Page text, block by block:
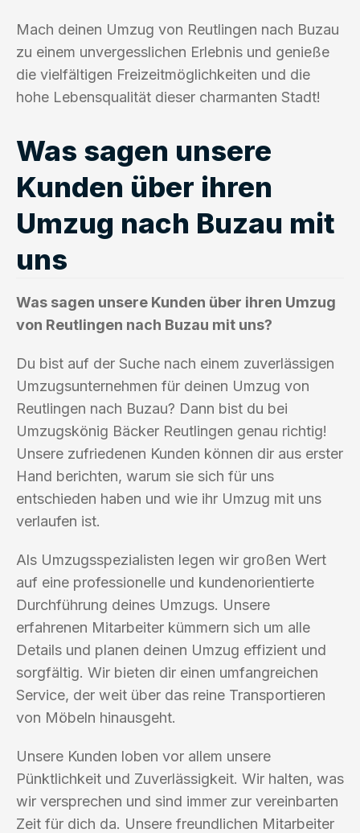
Mach deinen Umzug von Reutlingen nach Buzau
zu einem unvergesslichen Erlebnis und genieße
die vielfältigen Freizeitmöglichkeiten und die
hohe Lebensqualität dieser charmanten Stadt!
Was sagen unsere
Kunden über ihren
Umzug nach Buzau mit
uns
Was sagen unsere Kunden über ihren Umzug
von Reutlingen nach Buzau mit uns?
Du bist auf der Suche nach einem zuverlässigen
Umzugsunternehmen für deinen Umzug von
Reutlingen nach Buzau? Dann bist du bei
Umzugskönig Bäcker Reutlingen genau richtig!
Unsere zufriedenen Kunden können dir aus erster
Hand berichten, warum sie sich für uns
entschieden haben und wie ihr Umzug mit uns
verlaufen ist.
Als Umzugsspezialisten legen wir großen Wert
auf eine professionelle und kundenorientierte
Durchführung deines Umzugs. Unsere
erfahrenen Mitarbeiter kümmern sich um alle
Details und planen deinen Umzug effizient und
sorgfältig. Wir bieten dir einen umfangreichen
Service, der weit über das reine Transportieren
von Möbeln hinausgeht.
Unsere Kunden loben vor allem unsere
Pünktlichkeit und Zuverlässigkeit. Wir halten, was
wir versprechen und sind immer zur vereinbarten
Zeit für dich da. Unsere freundlichen Mitarbeiter